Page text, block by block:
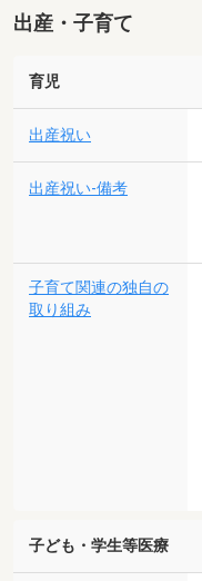
出産・子育て
育児
出産祝い
出産祝い-備考
子育て関連の独自の
取り組み
子ども・学生等医療